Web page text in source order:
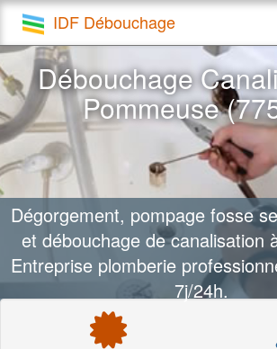
IDF Débouchage
Débouchage
Pommeuse
Dégorgement, pompage fosse
et débouchage de canalisation
Entreprise plomberie
7j/24h.